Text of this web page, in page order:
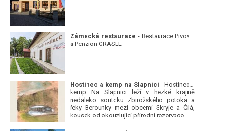
Zámecká restaurace - Restaurace Pivovar
a Penzion GRASEL
Hostinec a kemp na Slapnici - Hostinec a
kemp Na Slapnici leží v hezké krajině
nedaleko soutoku Zbirožského potoka a
řeky Berounky mezi obcemi Skryje a Čilá,
kousek od okouzlující přírodní rezervace...